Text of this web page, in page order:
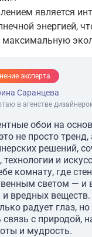
является
энергией,
максимальную
эксперта
Саранцева
в агенстве
обои на
не просто
решений,
и
комнату, где
светом — и
и вредных
радует глаз,
связь с природой,
и мудрость.